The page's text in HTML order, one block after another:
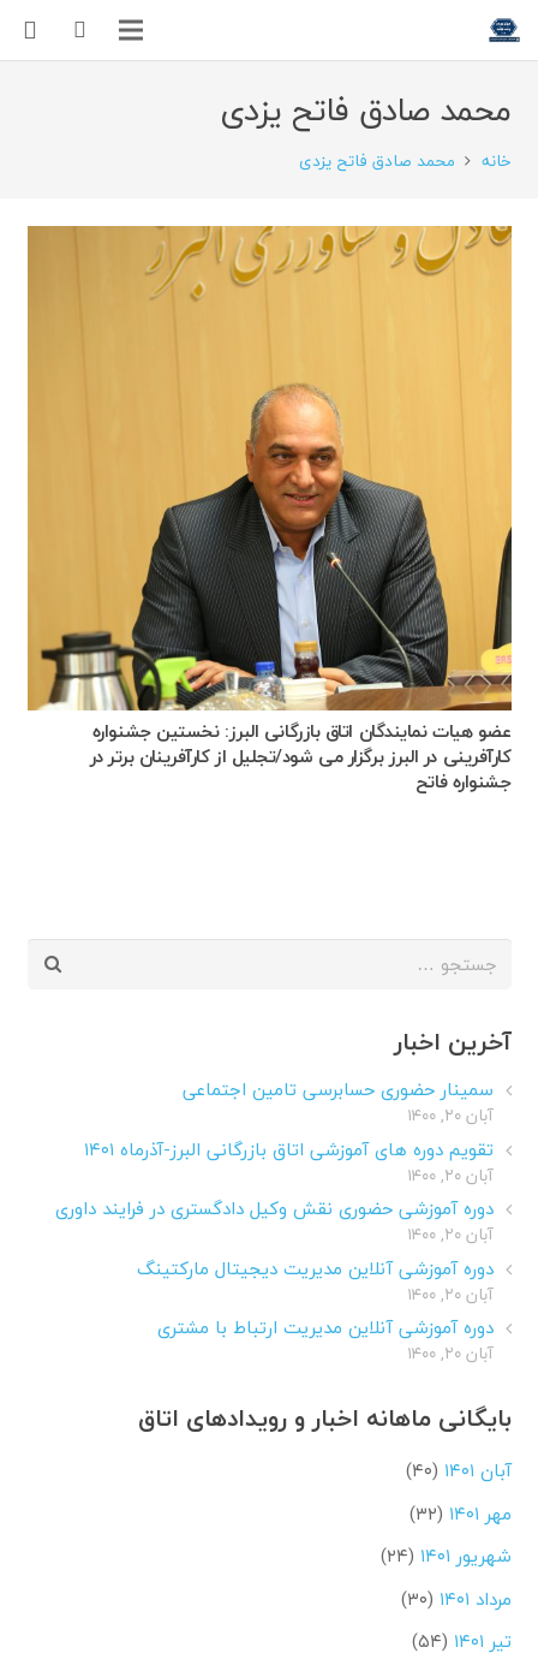
محمد صادق فاتح یزدی
خانه محمد صادق فاتح یزدی
عضو هیات نمایندگان اتاق بازرگانی البرز: نخستین جشنواره
کارآفرینی در البرز برگزار می شود/تجلیل از کارآفرینان برتر در
جشنواره فاتح
جستجو
آخرین اخبار
سمینار حضوری حسابرسی تامین اجتماعی
آبان ۲۰, ۱۴۰۰
تقویم دوره های آموزشی اتاق بازرگانی البرز-آذرماه ۱۴۰۱
آبان ۲۰, ۱۴۰۰
دوره آموزشی حضوری نقش وکیل دادگستری در فرایند داوری
آبان ۲۰, ۱۴۰۰
دوره آموزشی آنلاین مدیریت دیجیتال مارکتینگ
آبان ۲۰, ۱۴۰۰
دوره آموزشی آنلاین مدیریت ارتباط با مشتری
آبان ۲۰, ۱۴۰۰
بایگانی ماهانه اخبار و رویدادهای اتاق
آبان ۱۴۰۱
(۴۰)
مهر ۱۴۰۱
(۳۲)
شهریور ۱۴۰۱
(۲۴)
مرداد ۱۴۰۱
(۳۰)
تیر ۱۴۰۱
(۵۴)